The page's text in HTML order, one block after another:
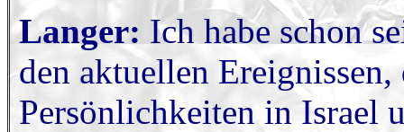
Langer: Ich habe schon
den aktuellen
Persönlichkeiten in Israel